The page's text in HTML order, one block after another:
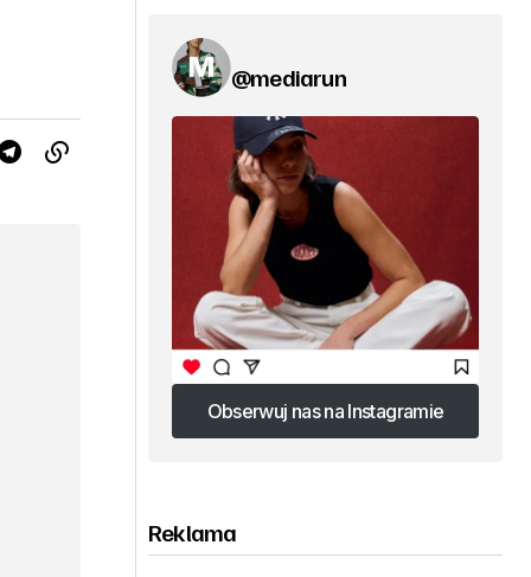
@mediarun
Obserwuj nas na Instagramie
Obserwuj nas na Instagramie
Reklama